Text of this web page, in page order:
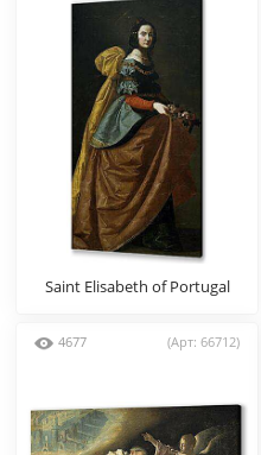
Saint Elisabeth of Portugal
4677 (Арт: 66712)